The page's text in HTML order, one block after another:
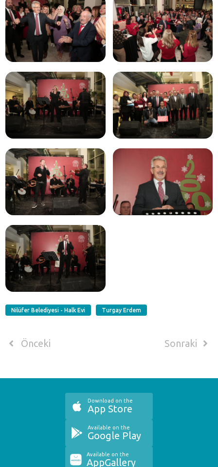
Nilüfer Belediyesi - Halk Evi Turgay Erdem
Önceki Sonraki
Download on the
App Store
Available on the
Google Play
Available on the
AppGallery